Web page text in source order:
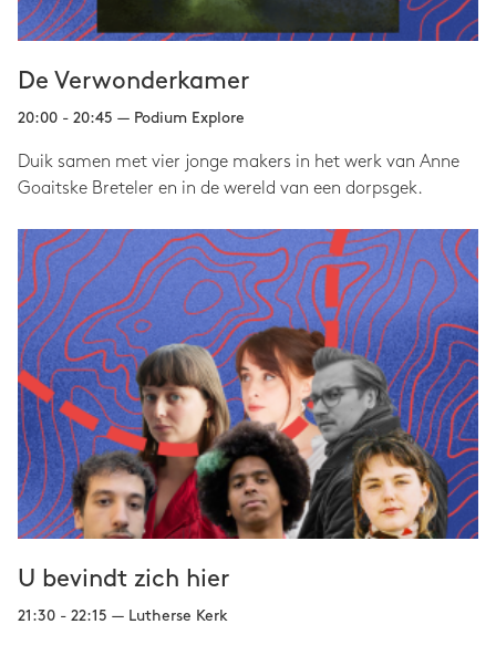
De Verwonderkamer
20:00 - 20:45 — Podium Explore
Duik samen met vier jonge makers in het werk van Anne
Goaitske Breteler en in de wereld van een dorpsgek.
U bevindt zich hier
21:30 - 22:15 — Lutherse Kerk